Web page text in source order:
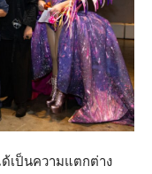
เป็นความแตกต่าง